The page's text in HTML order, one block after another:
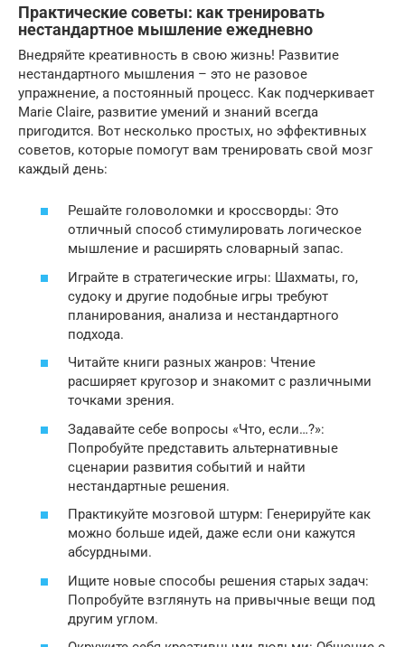
Практические советы: как тренировать
нестандартное мышление ежедневно
Внедряйте креативность в свою жизнь! Развитие
нестандартного мышления – это не разовое
упражнение, а постоянный процесс. Как подчеркивает
Marie Claire, развитие умений и знаний всегда
пригодится. Вот несколько простых, но эффективных
советов, которые помогут вам тренировать свой мозг
каждый день:
Решайте головоломки и кроссворды: Это
отличный способ стимулировать логическое
мышление и расширять словарный запас.
Играйте в стратегические игры: Шахматы, го,
судоку и другие подобные игры требуют
планирования, анализа и нестандартного
подхода.
Читайте книги разных жанров: Чтение
расширяет кругозор и знакомит с различными
точками зрения.
Задавайте себе вопросы «Что, если…?»:
Попробуйте представить альтернативные
сценарии развития событий и найти
нестандартные решения.
Практикуйте мозговой штурм: Генерируйте как
можно больше идей, даже если они кажутся
абсурдными.
Ищите новые способы решения старых задач:
Попробуйте взглянуть на привычные вещи под
другим углом.